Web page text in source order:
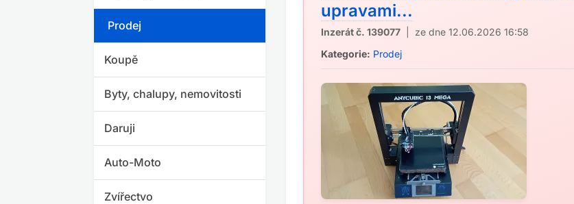
Prodej
Koupě
Byty, chalupy, nemovitosti
Daruji
Auto-Moto
Zvířectvo
upravami...
Inzerát č. 139077 | ze dne 12.06.2026 16:58
Kategorie: Prodej